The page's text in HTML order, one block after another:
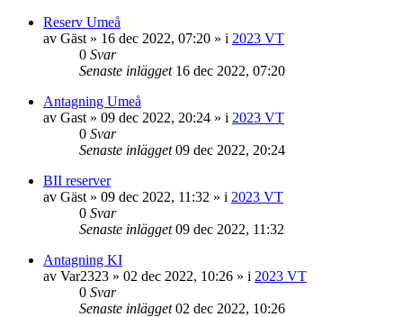
Reserv Umeå
av Gäst » 16 dec 2022, 07:20 » i 2023 VT
0 Svar
Senaste inlägget 16 dec 2022, 07:20
Antagning Umeå
av Gast » 09 dec 2022, 20:24 » i 2023 VT
0 Svar
Senaste inlägget09 dec 2022, 20:24
BII reserver
av Gäst » 09 dec 2022, 11:32 » i 2023 VT
0 Svar
Senaste inlägget09 dec 2022, 11:32
Antagning KI
av Var2323 » 02 dec 2022, 10:26 » i 2023 VT
0 Svar
Senaste inlägget02 dec 2022, 10:26